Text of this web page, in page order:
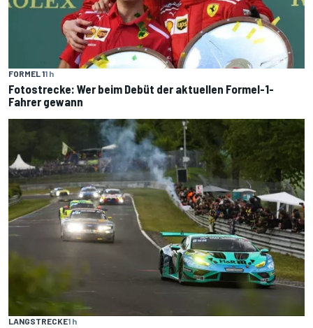
FORMEL 11 h
Fotostrecke: Wer beim Debüt der aktuellen Formel-1-
Fahrer gewann
LANGSTRECKE1 h